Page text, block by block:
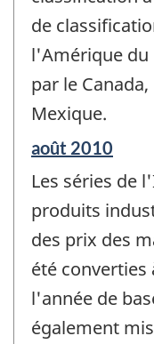
de
l'Amérique du
par le
Mexique.
Période
référence
de
changement
-
août 2010
Les séries de
produits
des prix des
été converties
l'année de
également